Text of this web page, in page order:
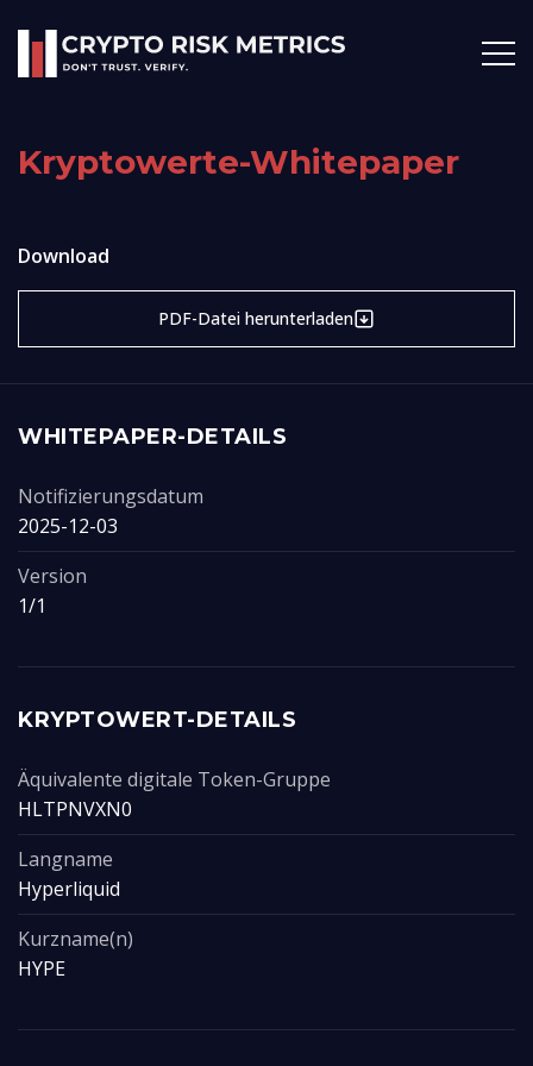
Kryptowerte-Whitepaper
Download
PDF-Datei herunterladen
WHITEPAPER-DETAILS
Notifizierungsdatum
2025-12-03
Version
1/1
KRYPTOWERT-DETAILS
Äquivalente digitale Token-Gruppe
HLTPNVXN0
Langname
Hyperliquid
Kurzname(n)
HYPE